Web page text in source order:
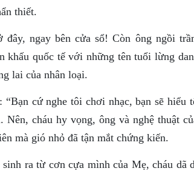
thiết.
đây, ngay bên cửa sổ! Còn ông ngồi
khấu quốc tế với những tên tuổi lừng
lai của nhân loại.
“Bạn cứ nghe tôi chơi nhạc, bạn sẽ
Nên, cháu hy vọng, ông và nghệ thuật
mà gió nhỏ đã tận mắt chứng kiến.
ra từ cơn cựa mình của Mẹ, cháu dã